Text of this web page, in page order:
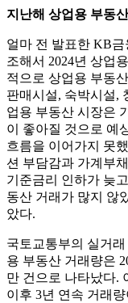
지난해 상업용 부동
얼마 전 발표한 KB
조해서 2024년 상업
적으로 상업용 부동
판매시설, 숙박시설,
업용 부동산 시장은
이 좋아질 것으로 예
흐름을 이어가지 못
션 부담감과 가계부
기준금리 인하가 늦
동산 거래가 많지 않
았다.
국토교통부의 실거
용 부동산 거래량은
만 건으로 나타났다.
이후 3년 연속 거래